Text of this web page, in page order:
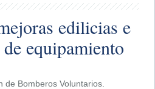
edilicias e
equipamiento
de Bomberos Voluntarios.